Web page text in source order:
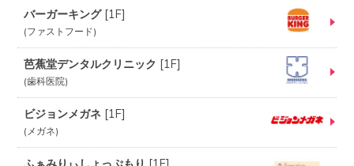
バーガーキング [1F]
ファストフード
芭蕉堂デンタルクリニック [1F]
歯科医院
ビジョンメガネ [1F]
メガネ